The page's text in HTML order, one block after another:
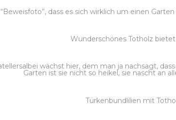
“Beweisfoto”, dass es sich wirklich um einen
Wunderschönes Totholz
wächst hier, dem man ja nachsagt,
Garten ist sie nicht so heikel, sie nascht an
Türkenbundlilien mit